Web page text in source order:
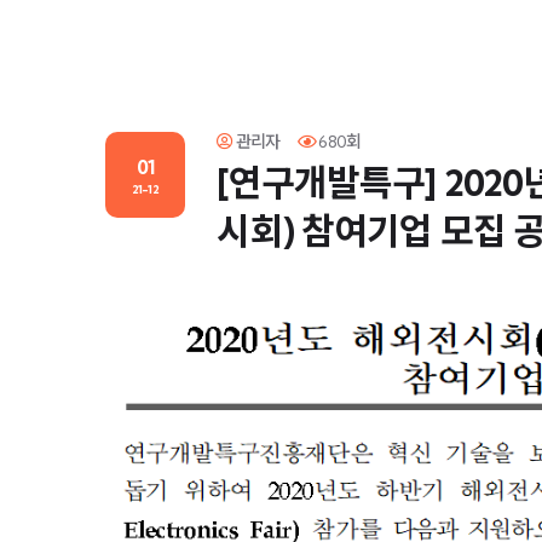
01
21-12
관리자 680회
[연구개발특구] 2020
시회) 참여기업 모집